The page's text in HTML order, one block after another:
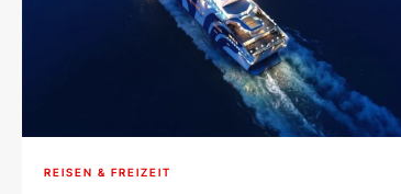
REISEN & FREIZEIT